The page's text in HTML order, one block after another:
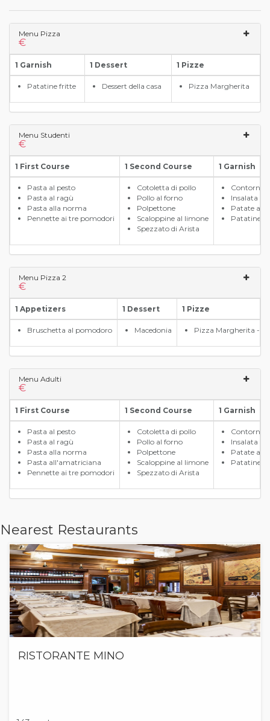
Menu Pizza
€
1 Garnish 1 Dessert 1 Pizze
Patatine fritte Dessert della casa Pizza Margherita
Menu Studenti
€
1 First Course 1 Second Course 1 Garnish
Pasta al pesto
Pasta al ragù
Pasta alla norma
Pennette ai tre pomodori
Cotoletta di pollo
Pollo al forno
Polpettone
Scaloppine al limone
Spezzato di Arista
Contorno
Insalata
Patate al
Patatine
Menu Pizza 2
€
1 Appetizers 1 Dessert 1 Pizze
Bruschetta al pomodoro Macedonia Pizza Margherita -
Menu Adulti
€
1 First Course 1 Second Course 1 Garnish
Pasta al pesto
Pasta al ragù
Pasta alla norma
Pasta all'amatriciana
Pennette ai tre pomodori
Cotoletta di pollo
Pollo al forno
Polpettone
Scaloppine al limone
Spezzato di Arista
Contorno
Insalata
Patate al
Patatine
Nearest Restaurants
RISTORANTE MINO